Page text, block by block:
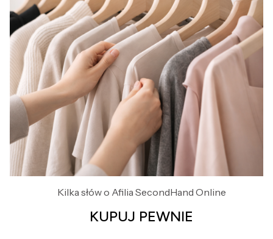
Kilka słów o Afilia SecondHand Online
KUPUJ PEWNIE